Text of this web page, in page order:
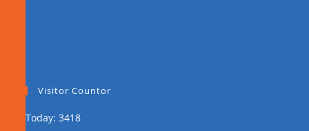
Visitor Countor
Today: 3418